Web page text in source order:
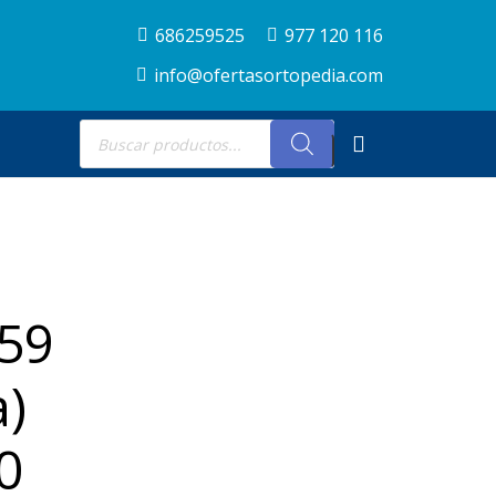
686259525
977 120 116
info@ofertasortopedia.com
Búsqueda
de
productos